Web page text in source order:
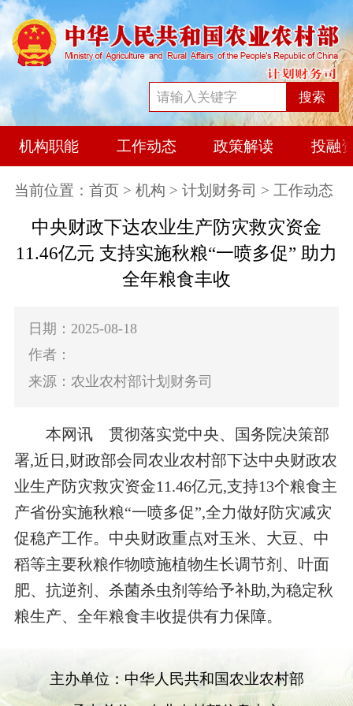
搜索
机构职能 工作动态 政策解读 投融
当前位置： 首页 > 机构 > 计划财务司 > 工作动态
中央财政下达农业生产防灾救灾资金
11.46亿元 支持实施秋粮“一喷多促” 助力
全年粮食丰收
日期：2025-08-18
作者：
来源：农业农村部计划财务司
本网讯 贯彻落实党中央、国务院决策部
署,近日,财政部会同农业农村部下达中央财政农
业生产防灾救灾资金11.46亿元,支持13个粮食主
产省份实施秋粮“一喷多促”,全力做好防灾减灾
促稳产工作。中央财政重点对玉米、大豆、中
稻等主要秋粮作物喷施植物生长调节剂、叶面
肥、抗逆剂、杀菌杀虫剂等给予补助,为稳定秋
粮生产、全年粮食丰收提供有力保障。
主办单位：中华人民共和国农业农村部